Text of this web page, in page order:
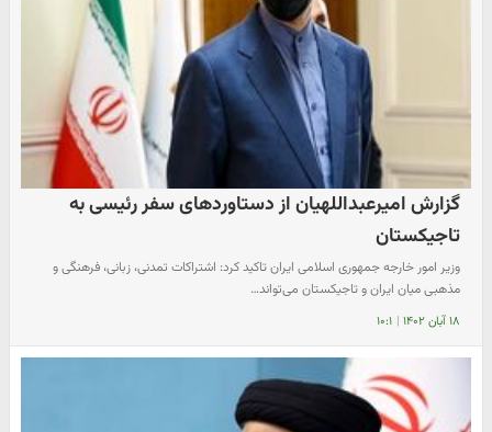
گزارش امیرعبداللهیان از دستاوردهای سفر رئیسی به
تاجیکستان
وزیر امور خارجه جمهوری اسلامی ایران تاکید کرد: اشتراکات تمدنی، زبانی، فرهنگی و
مذهبی میان ایران و تاجیکستان می‌تواند…
۱۸ آبان ۱۴۰۲ | ۱۰:۱